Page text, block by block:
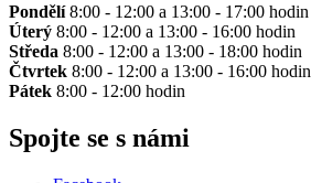
Pondělí8:00 - 12:00 a 13:00 - 17:00 hodin
Úterý 8:00 - 12:00 a 13:00 - 16:00 hodin
Středa 8:00 - 12:00 a 13:00 - 18:00 hodin
Čtvrtek 8:00 - 12:00 a 13:00 - 16:00 hodin
Pátek 8:00 - 12:00 hodin
Spojte se s námi